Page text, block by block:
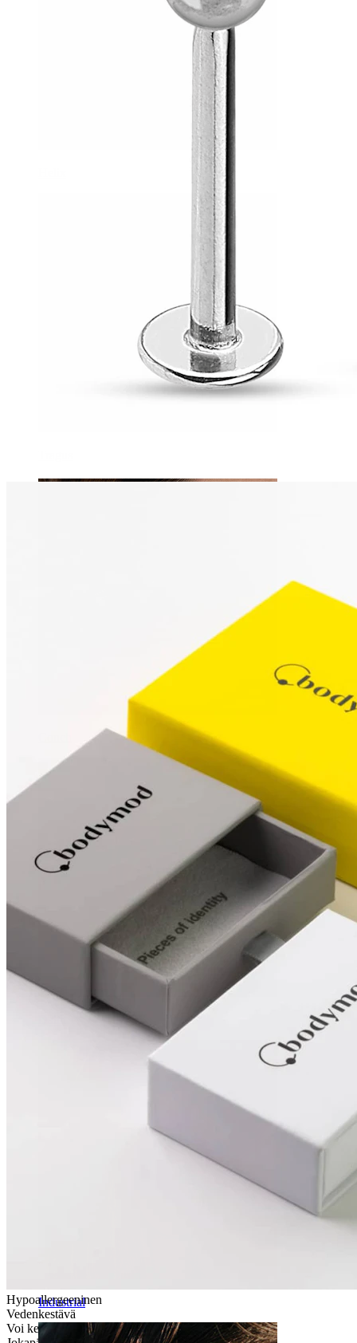
Industrial
Hypoallergeeninen
Vedenkestävä
Voi kestää eliniän